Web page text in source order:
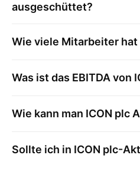
ausgeschüttet?
Wie viele Mitarbeiter hat
Was ist das EBITDA von
Wie kann man ICON plc
Sollte ich in ICON plc-